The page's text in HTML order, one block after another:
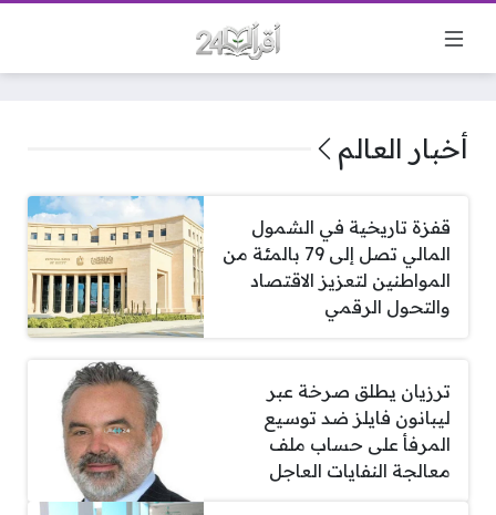
أخبار العالم
قفزة تاريخية في الشمول
المالي تصل إلى 79 بالمئة من
المواطنين لتعزيز الاقتصاد
والتحول الرقمي
ترزيان يطلق صرخة عبر
ليبانون فايلز ضد توسيع
المرفأ على حساب ملف
معالجة النفايات العاجل